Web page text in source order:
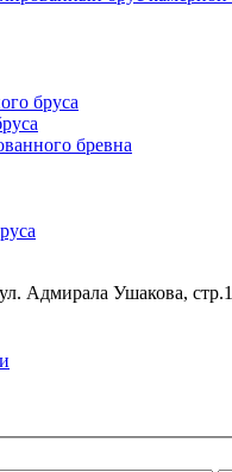
бруса
бревна
Адмирала Ушакова, стр.1